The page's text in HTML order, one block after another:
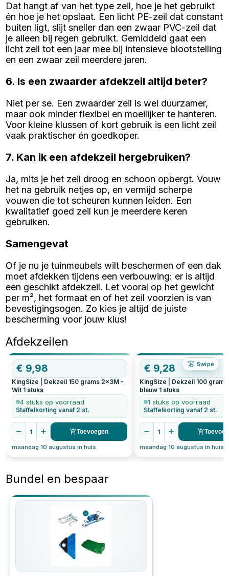
Dat hangt af van het type zeil, hoe je het gebruikt
én hoe je het opslaat. Een licht PE-zeil dat constant
buiten ligt, slijt sneller dan een zwaar PVC-zeil dat
je alleen bij regen gebruikt. Gemiddeld gaat een
licht zeil tot een jaar mee bij intensieve blootstelling
en een zwaar zeil meerdere jaren.
6. Is een zwaarder afdekzeil altijd beter?
Niet per se. Een zwaarder zeil is wel duurzamer,
maar ook minder flexibel en moeilijker te hanteren.
Voor kleine klussen of kort gebruik is een licht zeil
vaak praktischer én goedkoper.
7. Kan ik een afdekzeil hergebruiken?
Ja, mits je het zeil droog en schoon opbergt. Vouw
het na gebruik netjes op, en vermijd scherpe
vouwen die tot scheuren kunnen leiden. Een
kwalitatief goed zeil kun je meerdere keren
gebruiken.
Samengevat
Of je nu je tuinmeubels wilt beschermen of een dak
moet afdekken tijdens een verbouwing: er is altijd
een geschikt afdekzeil. Let vooral op het gewicht
per m², het formaat en of het zeil voorzien is van
bevestigingsogen. Zo kies je altijd de juiste
bescherming voor jouw klus!
Afdekzeilen
Swipe
€ 9,98
KingSize | Dekzeil 150 grams 2x3M -
Wit 1 stuks
4 stuks op voorraad
Staffelkorting vanaf 2 st.
1 Toevoegen
maandag 10 augustus in huis
€ 9,28
KingSize | Dekzeil 100
blauw 1 stuks
1 stuks op voorraad
Staffelkorting vanaf 2 st.
1
maandag 10 augustus in huis
Bundel en bespaar